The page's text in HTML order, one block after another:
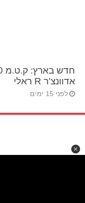
אדוונצ'ר R ראלי
לפני 15 ימים